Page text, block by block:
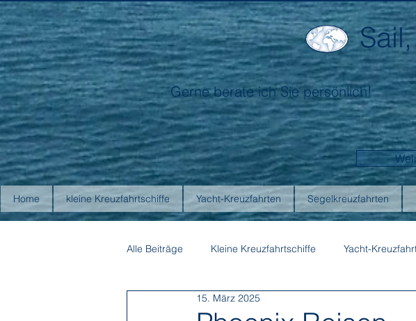
Gerne berate ich Sie persönlich!
Home kleine Kreuzfahrtschiffe Yacht-Kreuzfahrten Segelkreuzfahrten
Alle Beiträge Kleine Kreuzfahrtschiffe Yacht-
Antarctica21 Aurora Expeditions
15. März 2025